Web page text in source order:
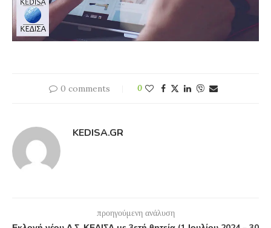
0 comments 0
KEDISA.GR
προηγούμενη ανάλυση